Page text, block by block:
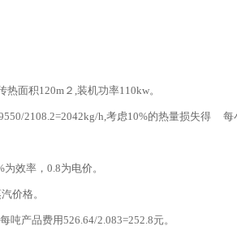
面积120m２,装机功率110kw。
2108.2=2042kg/h,考虑10%的热量损失得
效率，0.8为电价。
价格。
产品费用526.64/2.083=252.8元。